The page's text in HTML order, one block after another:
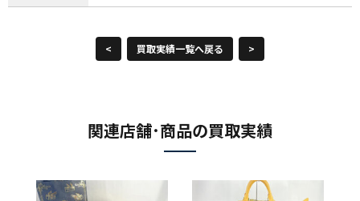
< 買取実績一覧へ戻る >
関連店舗･商品の買取実績